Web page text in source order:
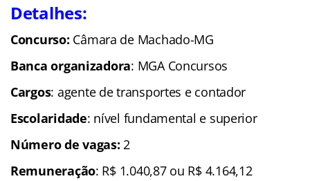
Detalhes:
Concurso: Câmara de Machado-MG
Banca organizadora: MGA Concursos
Cargos: agente de transportes e contador
Escolaridade: nível fundamental e superior
Número de vagas: 2
Remuneração: R$ 1.040,87 ou R$ 4.164,12